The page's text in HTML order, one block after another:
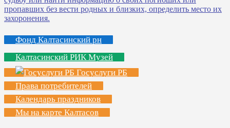
Фонд Калтасинский рн
Калтасинский РИК Музей
Госуслуги РБ
Права потребителей
Календарь праздников
Мы на карте Калтасов